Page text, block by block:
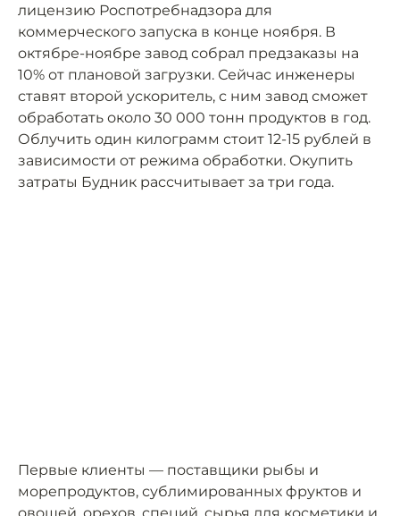
лицензию Роспотребнадзора для
коммерческого запуска в конце ноября. В
октябре-ноябре завод собрал предзаказы на
10% от плановой загрузки. Сейчас инженеры
ставят второй ускоритель, с ним завод сможет
обработать около 30 000 тонн продуктов в год.
Облучить один килограмм стоит 12-15 рублей в
зависимости от режима обработки. Окупить
затраты Будник рассчитывает за три года.
Первые клиенты — поставщики рыбы и
морепродуктов, сублимированных фруктов и